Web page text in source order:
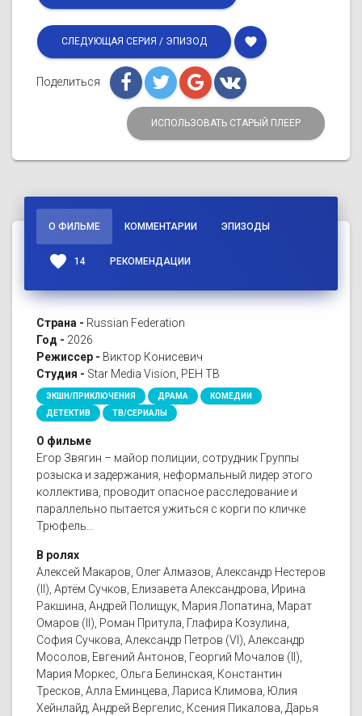
СЛЕДУЮЩАЯ СЕРИЯ / ЭПИЗОД favorite
Поделиться
ИСПОЛЬЗОВАТЬ СТАРЫЙ ПЛЕЕР
О ФИЛЬМЕ КОММЕНТАРИИ ЭПИЗОДЫ
favorite 14 РЕКОМЕНДАЦИИ
Страна - Russian Federation
Год - 2026
Режиссер - Виктор Конисевич
Студия - Star Media Vision, РЕН ТВ
ЭКШН/ПРИКЛЮЧЕНИЯ ДРАМА
КОМЕДИИ
ДЕТЕКТИВ
ТВ/СЕРИАЛЫ
О фильме
Егор Звягин – майор полиции, сотрудник Группы
розыска и задержания, неформальный лидер этого
коллектива, проводит опасное расследование и
параллельно пытается ужиться с корги по кличке
Трюфель…
В ролях
Алексей Макаров, Олег Алмазов, Александр Нестеров
(II), Артём Сучков, Елизавета Александрова, Ирина
Ракшина, Андрей Полищук, Мария Лопатина, Марат
Омаров (II), Роман Притула, Глафира Козулина,
София Сучкова, Александр Петров (VI), Александр
Мосолов, Евгений Антонов, Георгий Мочалов (II),
Мария Моркес, Ольга Белинская, Константин
Тресков, Алла Еминцева, Лариса Климова, Юлия
Хейнлайд, Андрей Вергелис, Ксения Пикалова, Дарья